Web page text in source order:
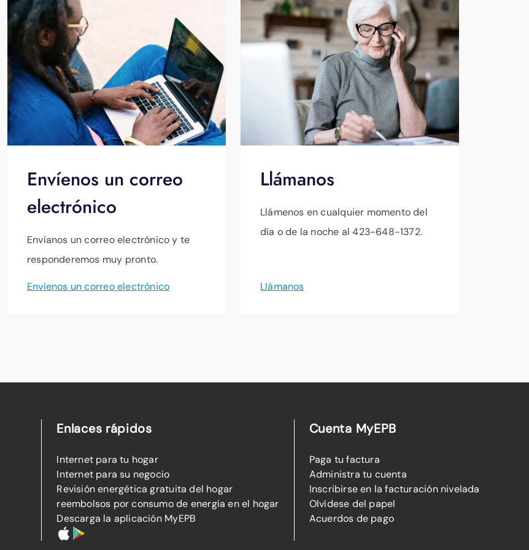
Envíenos un correo
electrónico
Envíanos un correo electrónico y te
responderemos muy pronto.
Envíenos un correo electrónico
Llámanos
Llámenos en cualquier momento del
día o de la noche al 423-648-1372.
Llámanos
Enlaces rápidos
Internet para tu hogar
Internet para su negocio
Revisión energética gratuita del hogar
reembolsos por consumo de energía en el hogar
Descarga la aplicación MyEPB
Cuenta MyEPB
Paga tu factura
Administra tu cuenta
Inscribirse en la facturación nivelada
Olvídese del papel
Acuerdos de pago